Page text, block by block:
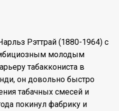
Рэттрай (1880-1964) с
молодым
табаккониста в
он довольно быстро
табачных смесей и
покинул фабрику и